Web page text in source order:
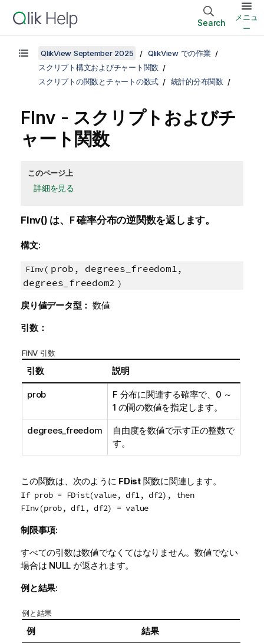
Search
メニュ
ー
QlikView September 2025
QlikView での作業
スクリプト構文およびチャート関数
スクリプトの関数とチャートの数式
統計的分布関数
FInv - スクリプトおよびチ
ャート関数
このページ上
詳細を見る
FInv() は、 F確率分布の逆関数を返します。
構文:
FInv( prob, degrees_freedom1,
degrees_freedom2 )
戻り値データ型： 数値
引数：
FINV 引数
引数 説明
prob F 分布に関連する確率で、0 ～
1 の間の数値を指定します。
degrees_freedom
自由度を数値で示す正の整数で
す。
この関数は、次のように FDist関数に関連します。
If prob = FDist(value, df1, df2), then
FInv(prob, df1, df2) = value
制限事項:
すべての引数は数値でなくてはなりません。数値でない
場合は NULL が返されます。
例と結果:
例と結果
例 結果